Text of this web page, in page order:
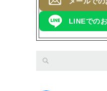
LINEでの